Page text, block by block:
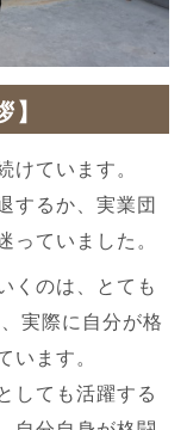
】
けています。
するか、実業団
っていました。
くのは、とても
実際に自分が格
います。
しても活躍する